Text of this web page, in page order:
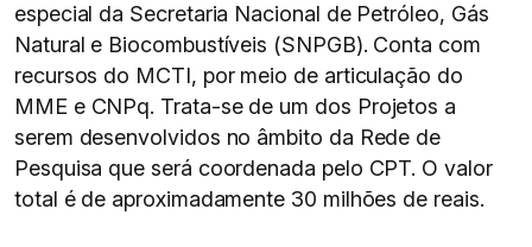
especial da Secretaria Nacional de Petróleo, Gás
Natural e Biocombustíveis (SNPGB). Conta com
recursos do MCTI, por meio de articulação do
MME e CNPq. Trata-se de um dos Projetos a
serem desenvolvidos no âmbito da Rede de
Pesquisa que será coordenada pelo CPT. O valor
total é de aproximadamente 30 milhões de reais.